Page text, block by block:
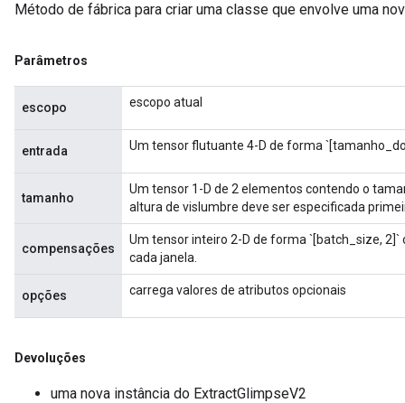
Método de fábrica para criar uma classe que envolve uma
Parâmetros
escopo escopo atual
entrada Um tensor flutuante 4-D de forma
tamanho
Um tensor 1-D de 2 elementos contendo o
altura de vislumbre deve ser especificada
compensações
Um tensor inteiro 2-D de forma `[batch_size,
cada janela.
opções carrega valores de atributos opcionais
Devoluções
uma nova instância do ExtractGlimpseV2